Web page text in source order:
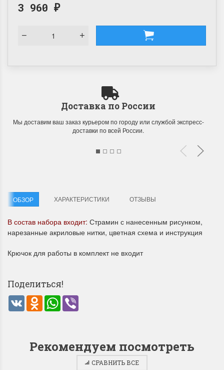
Летние Скидки
честь первого летнего дня
ПОДРОБНЕЕ
Анастасия Туманова
Раритеты Дим.
3 960 ₽
Доставка по России
Мы доставим ваш заказ курьером по городу или службой экспресс-
доставки по всей России.
ОБЗОР ХАРАКТЕРИСТИКИ ОТЗЫВЫ
В состав набора входит: Страмин с нанесенным рисунком,
нарезанные акриловые нитки, цветная схема и инструкция
Крючок для работы в комплект не входит
Поделиться!
VK Odnoklassniki
WhatsApp
Рекомендуем посмотреть
СРАВНИТЬ ВСЕ